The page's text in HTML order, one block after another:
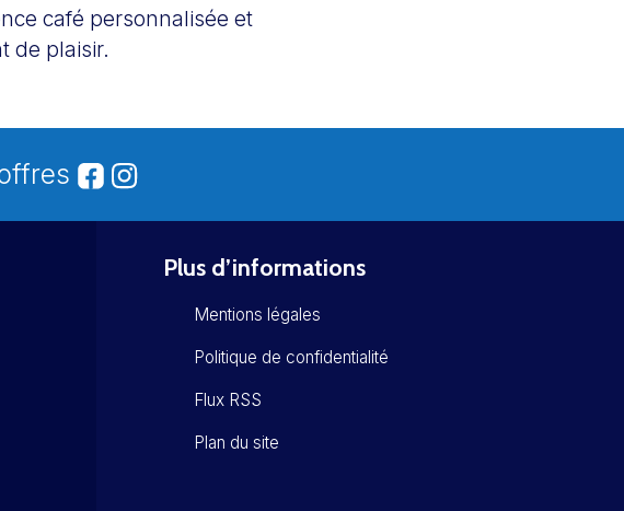
café personnalisée et
de plaisir.
Plus d’informations
Mentions légales
Politique de confidentialité
Flux RSS
Plan du site